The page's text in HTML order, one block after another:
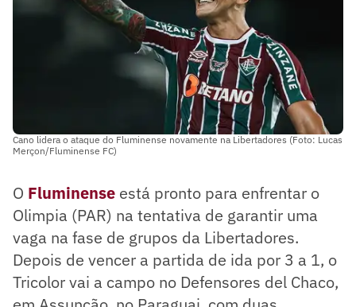
Cano lidera o ataque do Fluminense novamente na Libertadores (Foto: Lucas
Merçon/Fluminense FC)
O Fluminense está pronto para enfrentar o
Olimpia (PAR) na tentativa de garantir uma
vaga na fase de grupos da Libertadores.
Depois de vencer a partida de ida por 3 a 1, o
Tricolor vai a campo no Defensores del Chaco,